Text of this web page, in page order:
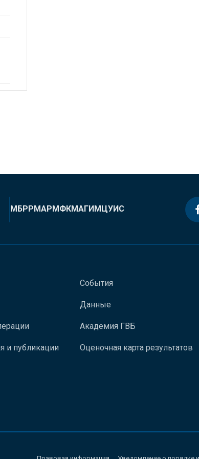
МБРРМАРМФКМАГИМЦУИС
и публикации
События
Данные
Академия ГВБ
Оценочная карта результатов